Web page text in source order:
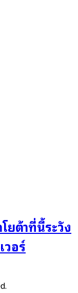
ยต้าที่นี้ระวัง
วอร์